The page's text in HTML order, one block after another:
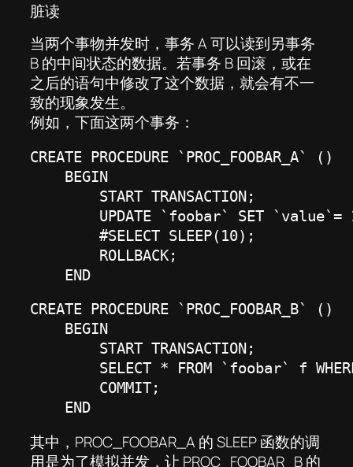
脏读
当两个事物并发时，事务 A 可以读到另事务
B 的中间状态的数据。若事务 B 回滚，或在
之后的语句中修改了这个数据，就会有不一
致的现象发生。
例如，下面这两个事务：
CREATE PROCEDURE `PROC_FOOBAR_A` ()
    BEGIN
        START TRANSACTION;
UPDATE `foobar` SET `value`=
        #SELECT SLEEP(10);
        ROLLBACK;
    END
CREATE PROCEDURE `PROC_FOOBAR_B` ()
    BEGIN
        START TRANSACTION;
SELECT * FROM `foobar` f
        COMMIT;
    END
其中，PROC_FOOBAR_A 的 SLEEP 函数的调
用是为了模拟并发，让 PROC_FOOBAR_B 的